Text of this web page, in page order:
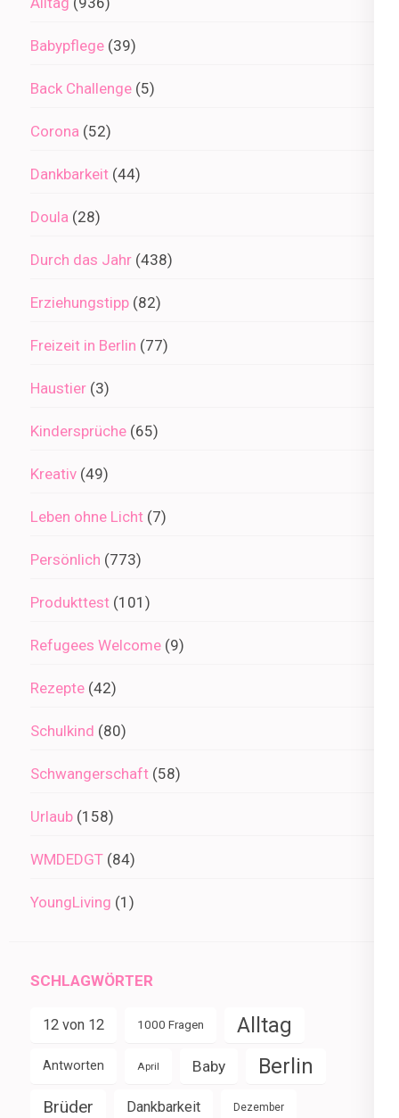
Babypflege (39)
Back Challenge (5)
Corona (52)
Dankbarkeit (44)
Doula (28)
Durch das Jahr (438)
Erziehungstipp (82)
Freizeit in Berlin (77)
Haustier (3)
Kindersprüche (65)
Kreativ (49)
Leben ohne Licht (7)
Persönlich (773)
Produkttest (101)
Refugees Welcome (9)
Rezepte (42)
Schulkind (80)
Schwangerschaft (58)
Urlaub (158)
WMDEDGT (84)
YoungLiving (1)
SCHLAGWÖRTER
12 von 12 1000 Fragen Alltag
Antworten April Baby Berlin
Brüder Dankbarkeit Dezember